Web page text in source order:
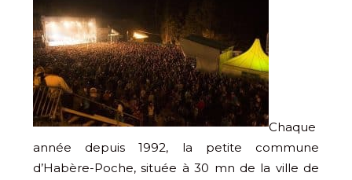
Chaque
année depuis 1992, la petite commune
d’Habère-Poche, située à 30 mn de la ville de